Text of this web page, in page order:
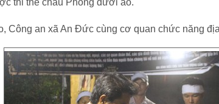
thi thể cháu Phong dưới ao.
Công an xã An Đức cùng cơ quan chức năng